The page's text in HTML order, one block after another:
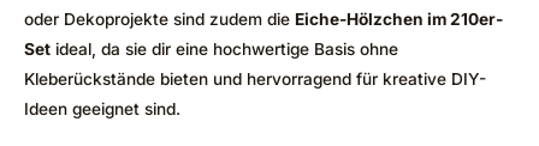
oder Dekoprojekte sind zudem die Eiche-Hölzchen im 210er-
Set ideal, da sie dir eine hochwertige Basis ohne
Kleberückstände bieten und hervorragend für kreative DIY-
Ideen geeignet sind.